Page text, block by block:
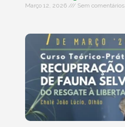
Março 12, 2026 Sem comentários